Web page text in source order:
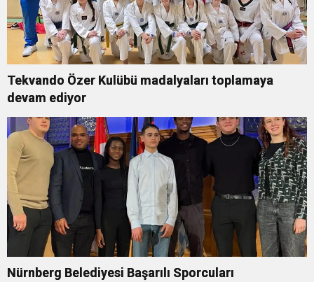
Tekvando Özer Kulübü madalyaları toplamaya
devam ediyor
Nürnberg Belediyesi Başarılı Sporcuları